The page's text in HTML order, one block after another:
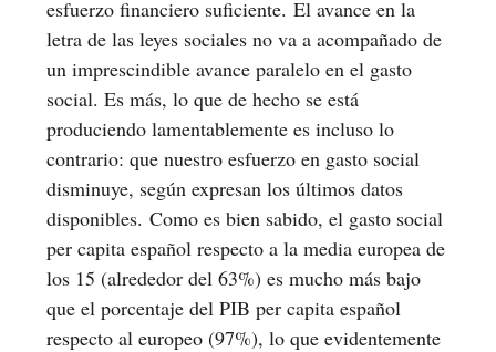
esfuerzo financiero suficiente. El avance en la
letra de las leyes sociales no va a acompañado de
un imprescindible avance paralelo en el gasto
social. Es más, lo que de hecho se está
produciendo lamentablemente es incluso lo
contrario: que nuestro esfuerzo en gasto social
disminuye, según expresan los últimos datos
disponibles. Como es bien sabido, el gasto social
per capita español respecto a la media europea de
los 15 (alrededor del 63%) es mucho más bajo
que el porcentaje del PIB per capita español
respecto al europeo (97%), lo que evidentemente